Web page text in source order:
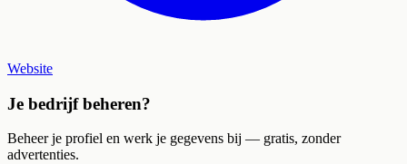
Website
Je bedrijf beheren?
Beheer je profiel en werk je gegevens bij — gratis, zonder
advertenties.